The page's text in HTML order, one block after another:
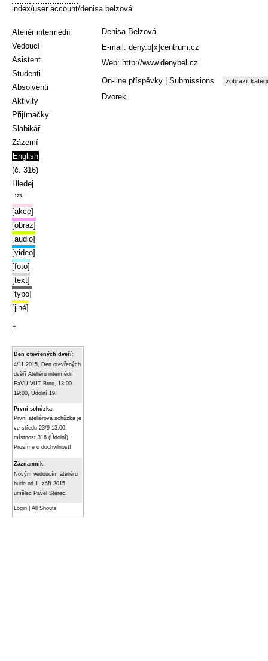
index/user account/denisa belzová
Ateliér intermédií
Vedoucí
Asistent
Studenti
Absolventi
Aktivity
Přijímačky
Slabikář
Zázemí
English
(č. 316)
Hledej
‾¹²³‾
[akce]
[obraz]
[audio]
[video]
[foto]
[text]
[typo]
[jiné]
†
Den otevřených dveří:
4/11 2015, Den otevřených
dvěří Ateliéru intermédií
FaVU VUT Brno, 13:00–
19:00, Údolní 19.
První schůzka:
První ateliérová schůzka je
ve středu 23/9 13:00,
místnost 316 (Údolní).
Prosíme o dochvilnost!
Záznamník:
Novým vedoucím ateliéru
bude od 1. září 2015
umělec Pavel Sterec.
Login All Shouts
Denisa Belzová
E-mail: deny.b[x]centrum.cz
Web: http://www.denybel.cz
On-line příspěvky | Submissions
zobrazit
Dvorek